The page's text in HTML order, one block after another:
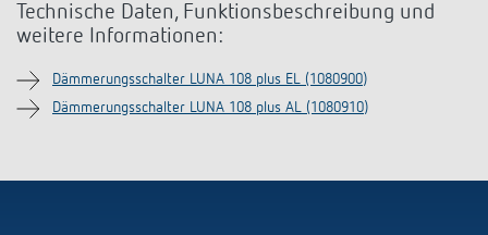
Technische Daten, Funktionsbeschreibung und
weitere Informationen:
Dämmerungsschalter LUNA 108 plus EL (1080900)
Dämmerungsschalter LUNA 108 plus AL (1080910)